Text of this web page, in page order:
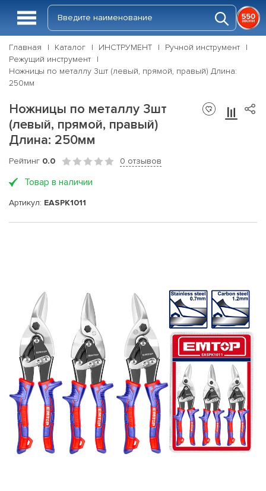
Главная Каталог ИНСТРУМЕНТ
Ручной инструмент
Режущий инструмент
Ножницы по металлу 3шт (левый, прямой, правый) Длина:
250мм
Ножницы по металлу 3шт
(левый, прямой, правый)
Длина: 250мм
Рейтинг 0.0 0 отзывов
Товар в наличии
Артикул: EASPK1011